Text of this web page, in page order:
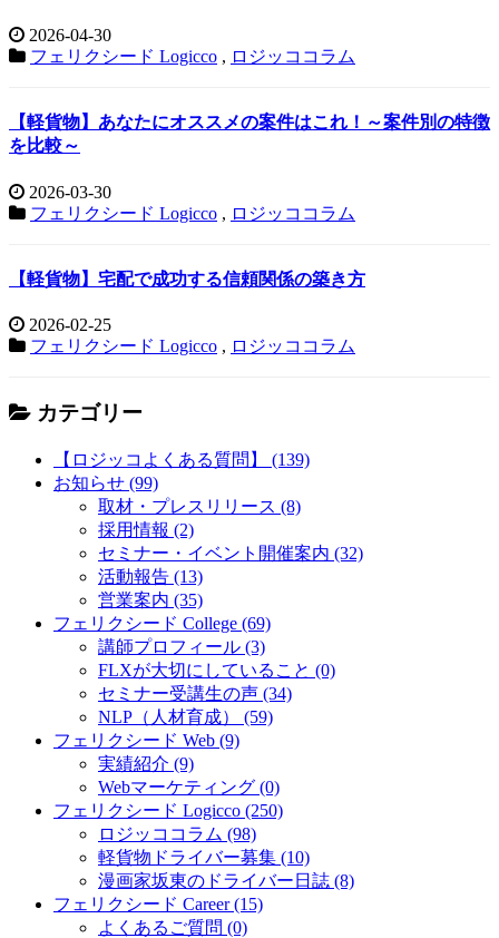
2026-04-30
フェリクシード Logicco , ロジッココラム
【軽貨物】あなたにオススメの案件はこれ！～案件別の特徴
を比較～
2026-03-30
フェリクシード Logicco , ロジッココラム
【軽貨物】宅配で成功する信頼関係の築き方
2026-02-25
フェリクシード Logicco , ロジッココラム
カテゴリー
【ロジッコよくある質問】 (139)
お知らせ (99)
取材・プレスリリース (8)
採用情報 (2)
セミナー・イベント開催案内 (32)
活動報告 (13)
営業案内 (35)
フェリクシード College (69)
講師プロフィール (3)
FLXが大切にしていること (0)
セミナー受講生の声 (34)
NLP（人材育成） (59)
フェリクシード Web (9)
実績紹介 (9)
Webマーケティング (0)
フェリクシード Logicco (250)
ロジッココラム (98)
軽貨物ドライバー募集 (10)
漫画家坂東のドライバー日誌 (8)
フェリクシード Career (15)
よくあるご質問 (0)